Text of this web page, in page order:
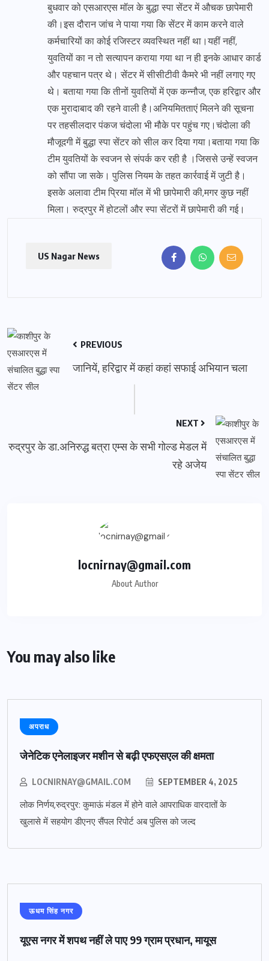
बुधवार को एसआरएस मॉल के बुद्धा स्पा सेंटर में औचक छापेमारी
की।इस दौरान जांच ने पाया गया कि सेंटर में काम करने वाले
कर्मचारियों का कोई रजिस्टर व्यवस्थित नहीं था।यहीं नहीं,
युवतियों का न तो सत्यापन कराया गया था न ही इनके आधार कार्ड
और पहचान पत्र थे। सेंटर में सीसीटीवी कैमरे भी नहीं लगाए गए
थे। बताया गया कि तीनों युवतियों में एक कन्नौज, एक हरिद्वार और
एक मुरादाबाद की रहने वाली है।अनियमितताएं मिलने की सूचना
पर तहसीलदार पंकज चंदोला भी मौके पर पहुंच गए।चंदोला की
मौजूदगी में बुद्धा स्पा सेंटर को सील कर दिया गया।बताया गया कि
टीम युवतियों के स्वजन से संपर्क कर रही है ।जिससे उन्हें स्वजन
को सौंपा जा सके। पुलिस नियम के तहत कार्रवाई में जुटी है।
इसके अलावा टीम प्रिया मॉल में भी छापेमारी की,मगर कुछ नहीं
मिला। रुद्रपुर में होटलों और स्पा सेंटरों में छापेमारी की गई।
US Nagar News
PREVIOUS
जानियें, हरिद्वार में कहां कहां सफाई अभियान चला
NEXT
रुद्रपुर के डा.अनिरुद्ध बत्रा एम्स के सभी गोल्ड मेडल में
रहे अजेय
locnirnay@gmail.com
About Author
You may also like
अपराध
जेनेटिक एनेलाइजर मशीन से बढ़ी एफएसएल की क्षमता
LOCNIRNAY@GMAIL.COM SEPTEMBER 4, 2025
लोक निर्णय,रुद्रपुर: कुमाऊं मंडल में होने वाले आपराधिक वारदातों के
खुलासे में सहयोग डीएनए सैंपल रिपोर्ट अब पुलिस को जल्द
ऊधम सिंह नगर
यूएस नगर में शपथ नहीं ले पाए 99 ग्राम प्रधान, मायूस